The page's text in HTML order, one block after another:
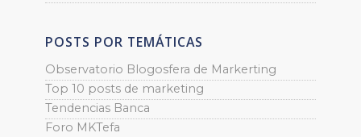
POSTS POR TEMÁTICAS
Observatorio Blogosfera de Markerting
Top 10 posts de marketing
Tendencias Banca
Foro MKTefa